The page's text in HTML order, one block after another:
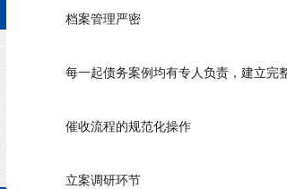
档案管理严密
每一起债务案例均有专人负责，建立完整
催收流程的规范化操作
立案调研环节